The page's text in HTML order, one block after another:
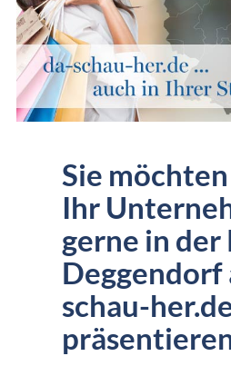
Sie
Ihr
gerne in der
Deggendorf
schau-